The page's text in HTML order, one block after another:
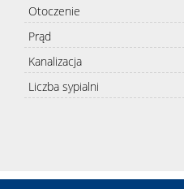
Otoczenie
Prąd
Kanalizacja
Liczba sypialni